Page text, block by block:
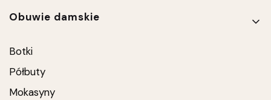
Linki w stopce
Obuwie damskie
Botki
Półbuty
Mokasyny